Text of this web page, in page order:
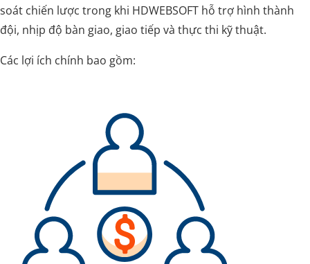
soát chiến lược trong khi HDWEBSOFT hỗ trợ hình thành
đội, nhịp độ bàn giao, giao tiếp và thực thi kỹ thuật.
Các lợi ích chính bao gồm: